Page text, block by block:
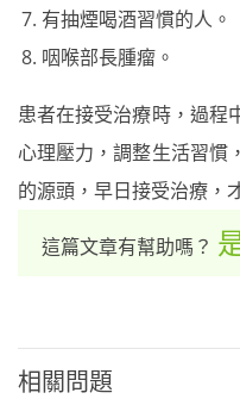
有抽煙喝酒習慣的人。
咽喉部長腫瘤。
患者在接受治療時，過程
心理壓力，調整生活習慣
的源頭，早日接受治療，
這篇文章有幫助嗎？
相關問題